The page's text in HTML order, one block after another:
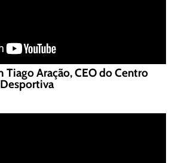
Tiago Aração, CEO do Centro